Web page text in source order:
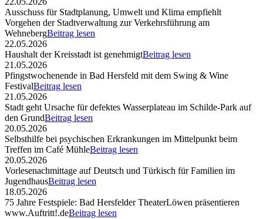
Ausschuss für Stadtplanung, Umwelt und Klima empfiehlt
Vorgehen der Stadtverwaltung zur Verkehrsführung am
WehnebergBeitrag lesen
22.05.2026
Haushalt der Kreisstadt ist genehmigtBeitrag lesen
21.05.2026
Pfingstwochenende in Bad Hersfeld mit dem Swing & Wine
FestivalBeitrag lesen
21.05.2026
Stadt geht Ursache für defektes Wasserplateau im Schilde-Park auf
den GrundBeitrag lesen
20.05.2026
Selbsthilfe bei psychischen Erkrankungen im Mittelpunkt beim
Treffen im Café MühleBeitrag lesen
20.05.2026
Vorlesenachmittage auf Deutsch und Türkisch für Familien im
JugendhausBeitrag lesen
18.05.2026
75 Jahre Festspiele: Bad Hersfelder TheaterLöwen präsentieren
www.Auftritt!.deBeitrag lesen